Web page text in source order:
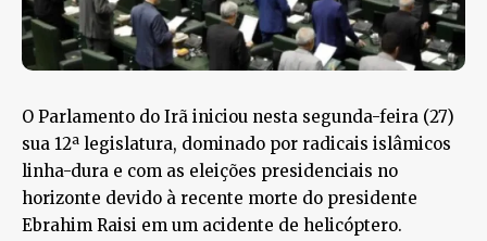
O Parlamento do Irã iniciou nesta segunda-feira (27)
sua 12ª legislatura, dominado por radicais islâmicos
linha-dura e com as eleições presidenciais no
horizonte devido à recente morte do presidente
Ebrahim Raisi em um acidente de helicóptero.